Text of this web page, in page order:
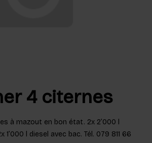
4 citernes
à mazout en bon état. 2x 2’000 l
1’000 l diesel avec bac. Tél. 079 811 66